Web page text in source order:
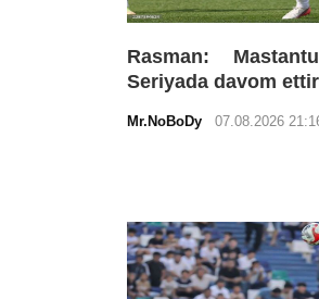
Rasman:
Seriyada davom
Mr.NoBoDy 07.08.2026